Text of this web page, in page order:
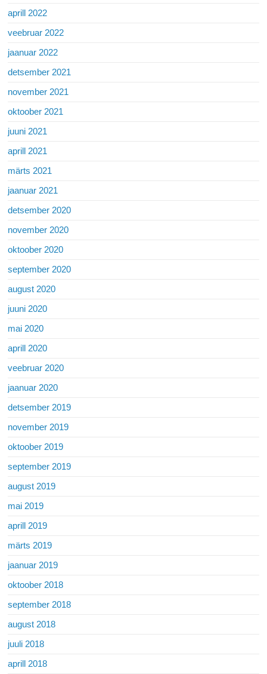
aprill 2022
veebruar 2022
jaanuar 2022
detsember 2021
november 2021
oktoober 2021
juuni 2021
aprill 2021
märts 2021
jaanuar 2021
detsember 2020
november 2020
oktoober 2020
september 2020
august 2020
juuni 2020
mai 2020
aprill 2020
veebruar 2020
jaanuar 2020
detsember 2019
november 2019
oktoober 2019
september 2019
august 2019
mai 2019
aprill 2019
märts 2019
jaanuar 2019
oktoober 2018
september 2018
august 2018
juuli 2018
aprill 2018